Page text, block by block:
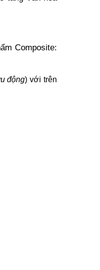
Composite:
động) với trên